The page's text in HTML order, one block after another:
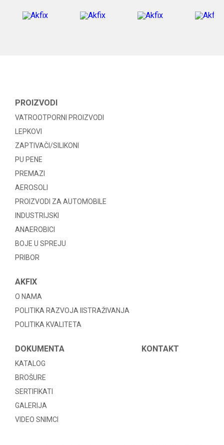
PROIZVODI
VATROOTPORNI PROIZVODI
LEPKOVI
ZAPTIVAČI/SILIKONI
PU PENE
PREMAZI
AEROSOLI
PROIZVODI ZA AUTOMOBILE
INDUSTRIJSKI
ANAEROBICI
BOJE U SPREJU
PRIBOR
AKFIX
O NAMA
POLITIKA RAZVOJA IISTRAŽIVANJA
POLITIKA KVALITETA
DOKUMENTA
KATALOG
BROŠURE
SERTIFIKATI
GALERIJA
VIDEO SNIMCI
KONTAKT